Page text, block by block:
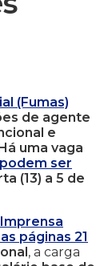
(Fumas)
de agente
e
uma vaga
ser
(13) a 5 de
Imprensa
páginas 21
, a carga